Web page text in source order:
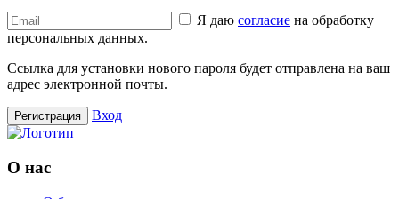
Я даю согласие на обработку
персональных данных.
Ссылка для установки нового пароля будет отправлена ​​на ваш
адрес электронной почты.
Регистрация Вход
О нас